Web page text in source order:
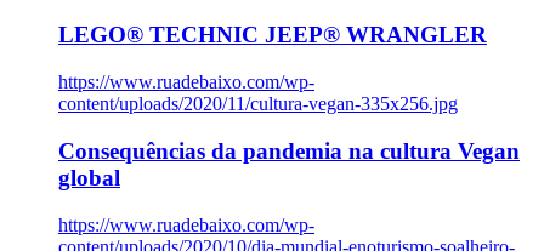
LEGO® TECHNIC JEEP® WRANGLER
https://www.ruadebaixo.com/wp-
content/uploads/2020/11/cultura-vegan-335x256.jpg
Consequências da pandemia na cultura Vegan
global
https://www.ruadebaixo.com/wp-
content/uploads/2020/10/dia-mundial-enoturismo-soalheiro-